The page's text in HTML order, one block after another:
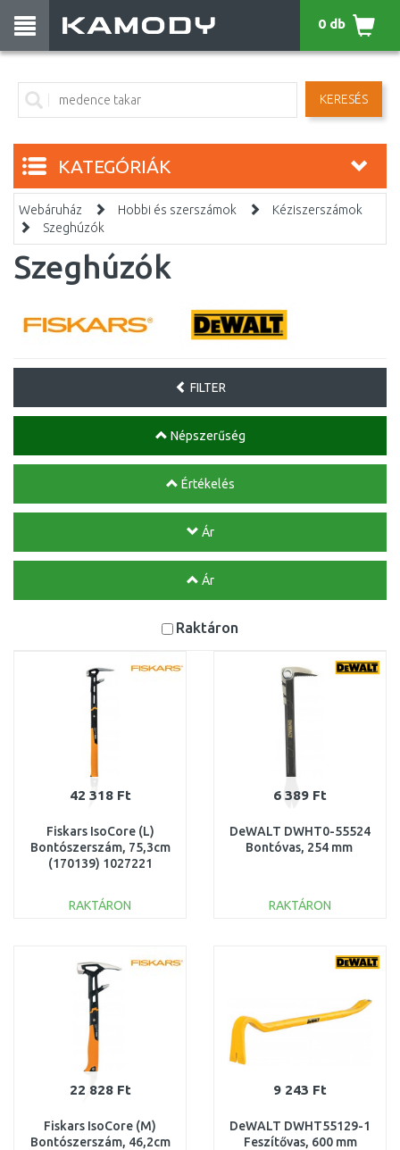
KERESÉS
0 db
KATEGÓRIÁK
Webáruház Hobbi és szerszámok
Kéziszerszámok
Szeghúzók
Szeghúzók
FILTER
Népszerűség
Értékelés
Ár
Ár
Raktáron
42 318 Ft
Fiskars IsoCore (L)
Bontószerszám, 75,3cm
(170139) 1027221
RAKTÁRON
Összehasonlítás
6 389 Ft
DeWALT DWHT0-55524
Bontóvas, 254 mm
RAKTÁRON
Összehasonlítás
22 828 Ft
Fiskars IsoCore (M)
Bontószerszám, 46,2cm
9 243 Ft
DeWALT DWHT55129-1
Feszítővas, 600 mm